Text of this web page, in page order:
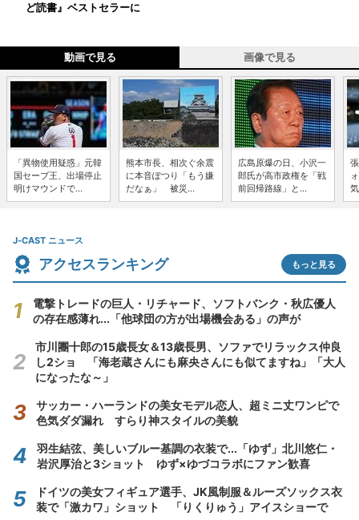
ど読書』ベストセラーに
動画で見る 画像で見る
「異物使用疑惑」元韓
国セーブ王、出場停止
明けマウンドで...
熊本市長、相次ぐ余震
に本音ぽつり「もう嫌
だなぁ」 被災...
広島原爆の日、小沢一
郎氏が高市政権を「戦
前回帰路線」と...
J-CAST ニュース
アクセスランキング もっと見る
電撃トレードの巨人・リチャード、ソフトバンク・秋広優人
の存在感薄れ...「他球団の方が出場機会ある」の声が
市川團十郎の15歳長女＆13歳長男、ソファでリラックス仲良
し2ショ 「海老蔵さんにも麻央さんにも似てますね」「大人
になったな～」
サッカー・ハーランドの美女モデル恋人、超ミニ丈ワンピで
色気ダダ漏れ すらり神スタイルの美貌
羽生結弦、美しいブルー基調の衣装で...「ゆず」北川悠仁・
岩沢厚治と3ショット ゆず×ゆづコラボにファン歓喜
ドイツの美女フィギュア選手、JK風制服＆ルーズソックス衣
装で「激カワ」ショット 「りくりゅう」アイスショーで